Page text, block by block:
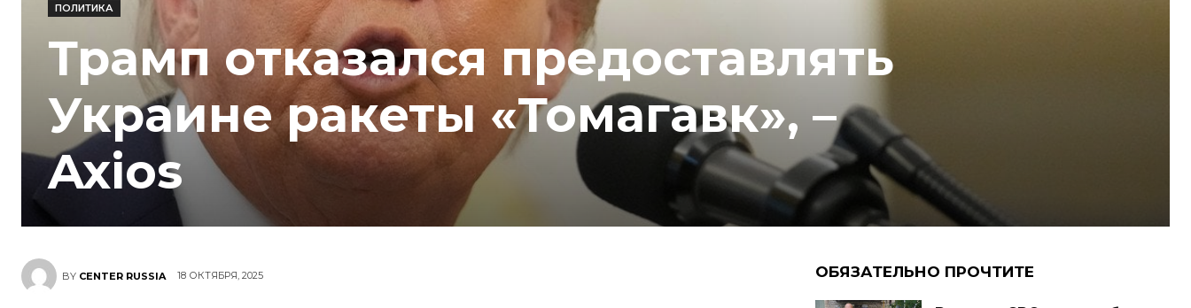
ПОЛИТИКА
Трамп отказался предоставлять
Украине ракеты «Томагавк», –
Axios
BY CENTER RUSSIA 18 ОКТЯБРЯ, 2025 ОБЯЗАТЕЛЬНО ПРОЧТИТЕ